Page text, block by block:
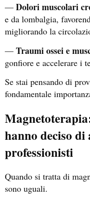
— Dolori muscolari
e da lombalgia,
migliorando la
— Traumi ossei e
gonfiore e accelerare i
Se stai pensando di
fondamentale
hanno deciso
professionisti
Quando si tratta di
sono uguali.